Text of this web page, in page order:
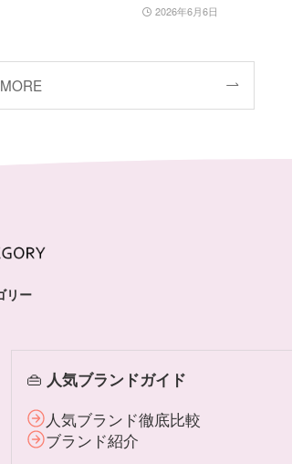
2026年6月6日
リー
👜 人気ブランドガイド
人気ブランド徹底比較
ブランド紹介